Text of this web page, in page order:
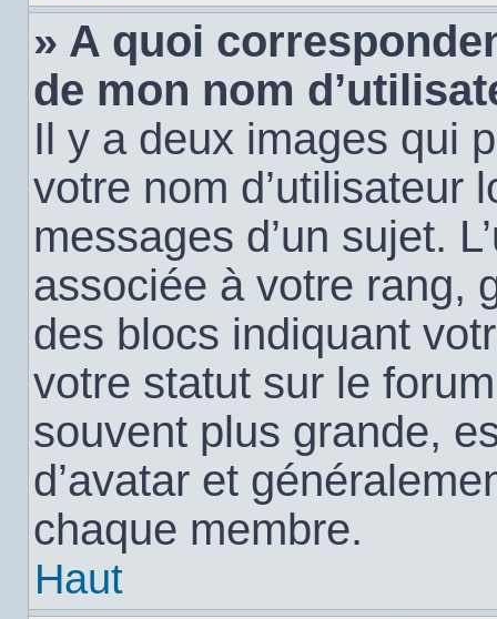
» A quoi
de mon nom
Il y a deux images qui
votre nom d’utilisateur
messages d’un sujet.
associée à votre rang,
des blocs indiquant
votre statut sur le
souvent plus grande,
d’avatar et
chaque membre.
Haut